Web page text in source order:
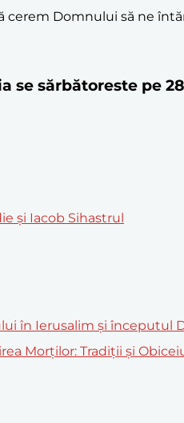
cerem Domnului să ne
se sărbătoreste pe
şi Iacob Sihastrul
în Ierusalim și începutul
Morților: Tradiții și